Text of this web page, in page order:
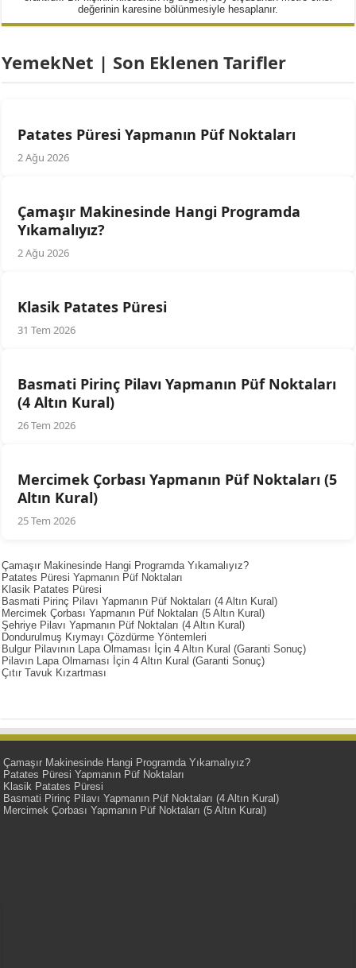
değerinin karesine bölünmesiyle hesaplanır.
YemekNet | Son Eklenen Tarifler
Patates Püresi Yapmanın Püf Noktaları
2 Ağu 2026
Çamaşır Makinesinde Hangi Programda
Yıkamalıyız?
2 Ağu 2026
Klasik Patates Püresi
31 Tem 2026
Basmati Pirinç Pilavı Yapmanın Püf Noktaları
(4 Altın Kural)
26 Tem 2026
Mercimek Çorbası Yapmanın Püf Noktaları (5
Altın Kural)
25 Tem 2026
Çamaşır Makinesinde Hangi Programda Yıkamalıyız?
Patates Püresi Yapmanın Püf Noktaları
Klasik Patates Püresi
Basmati Pirinç Pilavı Yapmanın Püf Noktaları (4 Altın Kural)
Mercimek Çorbası Yapmanın Püf Noktaları (5 Altın Kural)
Şehriye Pilavı Yapmanın Püf Noktaları (4 Altın Kural)
Dondurulmuş Kıymayı Çözdürme Yöntemleri
Bulgur Pilavının Lapa Olmaması İçin 4 Altın Kural (Garanti Sonuç)
Pilavın Lapa Olmaması İçin 4 Altın Kural (Garanti Sonuç)
Çıtır Tavuk Kızartması
Çamaşır Makinesinde Hangi Programda Yıkamalıyız?
Patates Püresi Yapmanın Püf Noktaları
Klasik Patates Püresi
Basmati Pirinç Pilavı Yapmanın Püf Noktaları (4 Altın Kural)
Mercimek Çorbası Yapmanın Püf Noktaları (5 Altın Kural)